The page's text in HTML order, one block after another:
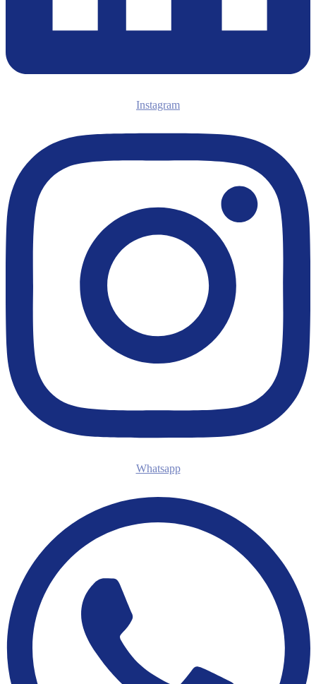
Instagram
Whatsapp